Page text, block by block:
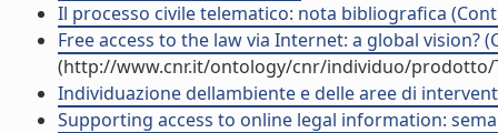
Il processo civile telematico: nota bibliografica
Free access to the law via Internet: a global vision?
(http://www.cnr.it/ontology/cnr/individuo/prodotto/
Individuazione dellambiente e delle aree di
Supporting access to online legal information: